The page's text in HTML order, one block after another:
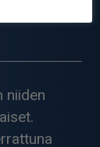
niiden